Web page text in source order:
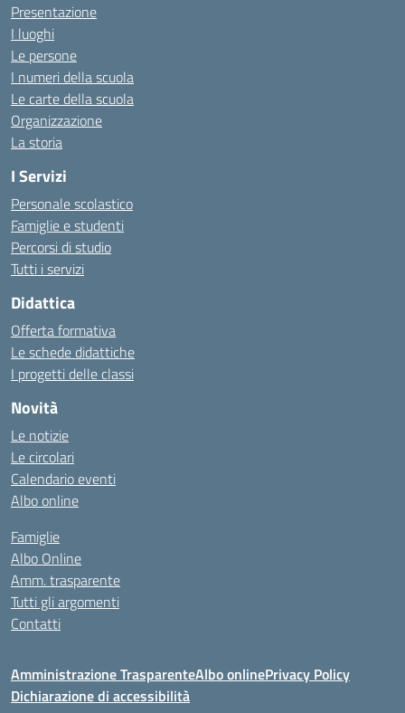
Presentazione
I luoghi
Le persone
I numeri della scuola
Le carte della scuola
Organizzazione
La storia
I Servizi
Personale scolastico
Famiglie e studenti
Percorsi di studio
Tutti i servizi
Didattica
Offerta formativa
Le schede didattiche
I progetti delle classi
Novità
Le notizie
Le circolari
Calendario eventi
Albo online
Famiglie
Albo Online
Amm. trasparente
Tutti gli argomenti
Contatti
Amministrazione TrasparenteAlbo onlinePrivacy Policy
Dichiarazione di accessibilità